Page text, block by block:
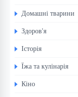
Домашні тварини
Здоров'я
Історія
Їжа та кулінарія
Кіно